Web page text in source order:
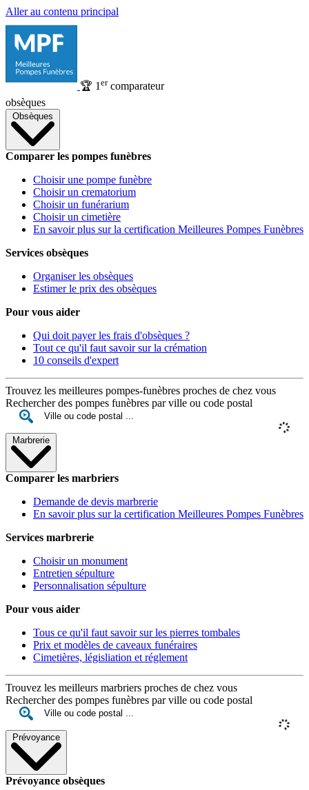
Aller au contenu principal
🏆 1 ercomparateur
obsèques
Obsèques
Comparer les pompes funèbres
Choisir une pompe funèbre
Choisir un crematorium
Choisir un funérarium
Choisir un cimetière
En savoir plus sur la certification Meilleures Pompes Funèbres
Services obsèques
Organiser les obsèques
Estimer le prix des obsèques
Pour vous aider
Qui doit payer les frais d'obsèques ?
Tout ce qu'il faut savoir sur la crémation
10 conseils d'expert
Trouvez les meilleures pompes-funèbres proches de chez vous
Rechercher des pompes funèbres par ville ou code postal
Marbrerie
Comparer les marbriers
Demande de devis marbrerie
En savoir plus sur la certification Meilleures Pompes Funèbres
Services marbrerie
Choisir un monument
Entretien sépulture
Personnalisation sépulture
Pour vous aider
Tous ce qu'il faut savoir sur les pierres tombales
Prix et modèles de caveaux funéraires
Cimetières, législiation et réglement
Trouvez les meilleurs marbriers proches de chez vous
Rechercher des pompes funèbres par ville ou code postal
Prévoyance
Prévoyance obsèques